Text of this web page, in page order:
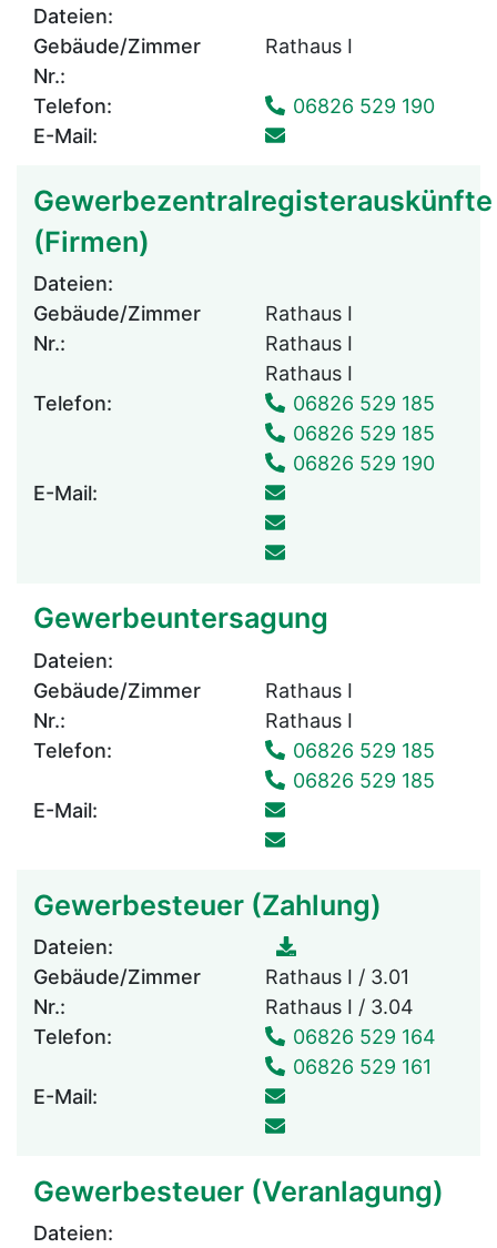
Dateien:
Gebäude/Zimmer
Nr.:
Rathaus I
Telefon:
06826 529 190
E-Mail:
Gewerbezentralregisterauskünfte
(Firmen)
Dateien:
Gebäude/Zimmer
Nr.:
Rathaus I
Rathaus I
Rathaus I
Telefon:
06826 529 185
06826 529 185
06826 529 190
E-Mail:
Gewerbeuntersagung
Dateien:
Gebäude/Zimmer
Nr.:
Rathaus I
Rathaus I
Telefon:
06826 529 185
06826 529 185
E-Mail:
Gewerbesteuer (Zahlung)
Dateien:
Gebäude/Zimmer
Nr.:
Rathaus I / 3.01
Rathaus I / 3.04
Telefon:
06826 529 164
06826 529 161
E-Mail:
Gewerbesteuer (Veranlagung)
Dateien: